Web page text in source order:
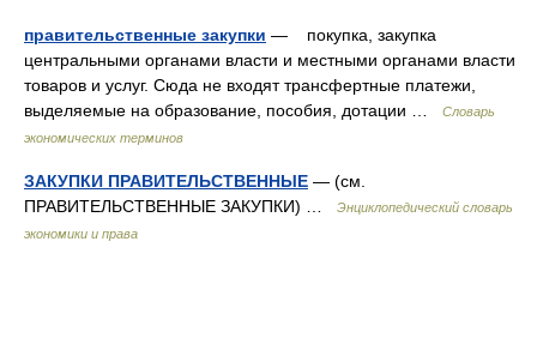
правительственные закупки — покупка, закупка
центральными органами власти и местными органами власти
товаров и услуг. Сюда не входят трансфертные платежи,
выделяемые на образование, пособия, дотации …
Словарь
экономических терминов
ЗАКУПКИ ПРАВИТЕЛЬСТВЕННЫЕ — (см.
ПРАВИТЕЛЬСТВЕННЫЕ ЗАКУПКИ) …
Энциклопедический словарь
экономики и права